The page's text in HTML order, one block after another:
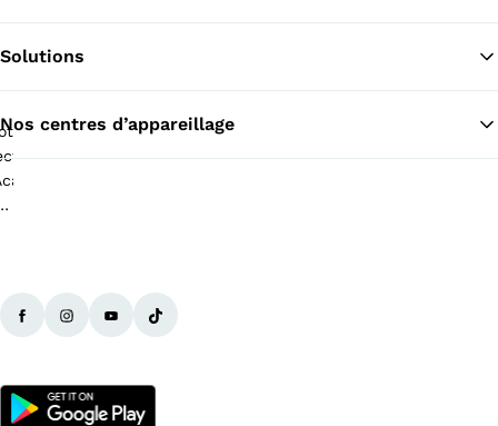
Solutions
Nos centres d’appareillage